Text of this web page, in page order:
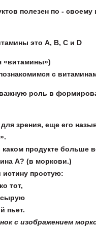
полезен по - своему
это А, В, С и D
«витамины»)
с
роль в
зрения, еще его
продукте больше
А? (в моркови.)
истину простую:
тот,
сырую
пьет.
с изображением